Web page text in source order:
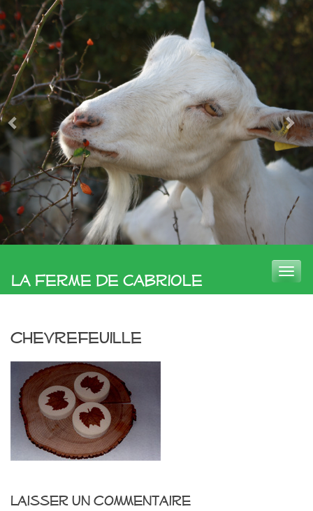
La Ferme de Cabriole
Toggle
chevrefeuille
Laisser un commentaire